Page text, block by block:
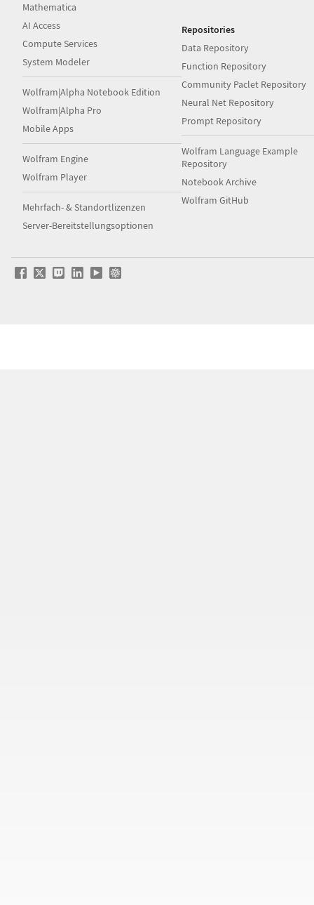
Mathematica
AI Access
Compute Services
System Modeler
Wolfram|Alpha Notebook Edition
Wolfram|Alpha Pro
Mobile Apps
Wolfram Engine
Wolfram Player
Mehrfach- & Standortlizenzen
Server-Bereitstellungsoptionen
Repositories
Data Repository
Function Repository
Community Paclet Repository
Neural Net Repository
Prompt Repository
Wolfram Language Example
Repository
Notebook Archive
Wolfram GitHub